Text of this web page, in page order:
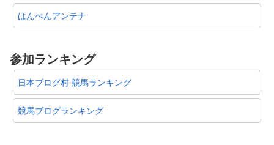
はんぺんアンテナ
参加ランキング
日本ブログ村 競馬ランキング
競馬ブログランキング